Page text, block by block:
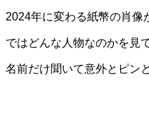
2024年に変わる紙幣の肖像
ではどんな人物なのかを見
名前だけ聞いて意外とピン